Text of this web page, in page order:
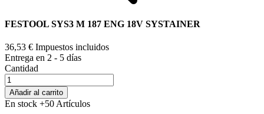
FESTOOL SYS3 M 187 ENG 18V SYSTAINER
36,53 € Impuestos incluidos
Entrega en 2 - 5 días
Cantidad
Añadir al carrito
En stock +50 Artículos